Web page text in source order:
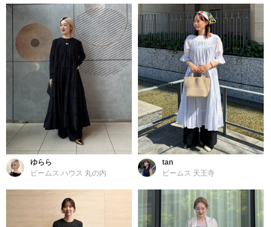
ゆらら
ビームス ハウス 丸の内
tan
ビームス 天王寺